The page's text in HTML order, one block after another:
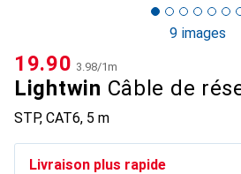
9 images
Lightwin Câble de
STP, CAT6, 5 m
CHF
19.90 CHF
3.98/1m
Livraison plus rapide